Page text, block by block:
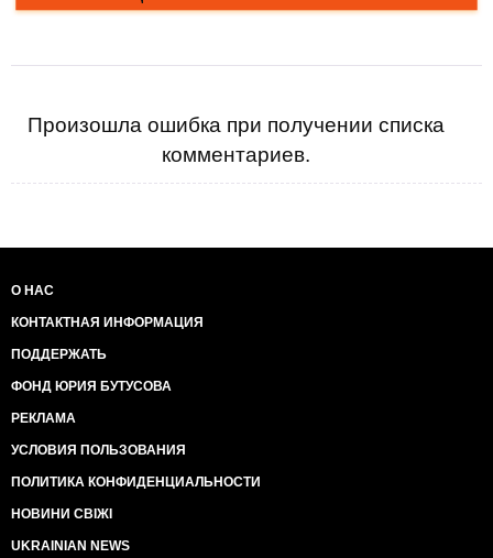
Произошла ошибка при получении списка
комментариев.
О НАС
КОНТАКТНАЯ ИНФОРМАЦИЯ
ПОДДЕРЖАТЬ
ФОНД ЮРИЯ БУТУСОВА
РЕКЛАМА
УСЛОВИЯ ПОЛЬЗОВАНИЯ
ПОЛИТИКА КОНФИДЕНЦИАЛЬНОСТИ
НОВИНИ СВІЖІ
UKRAINIAN NEWS